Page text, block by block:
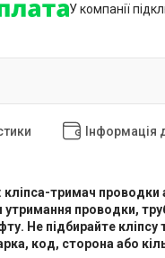
У компанії
Інформація
кліпса-тримач
утримання проводки,
Не підбирайте
код, сторона або